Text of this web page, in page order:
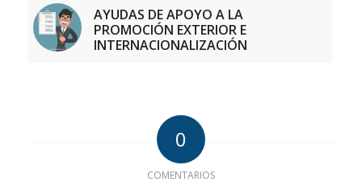
AYUDAS DE APOYO A LA
PROMOCIÓN EXTERIOR E
INTERNACIONALIZACIÓN
0
COMENTARIOS